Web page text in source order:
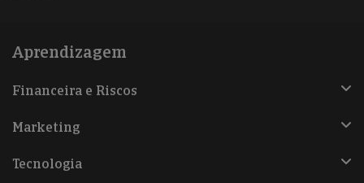
Aprendizagem
Financeira e Riscos
Marketing
Tecnologia